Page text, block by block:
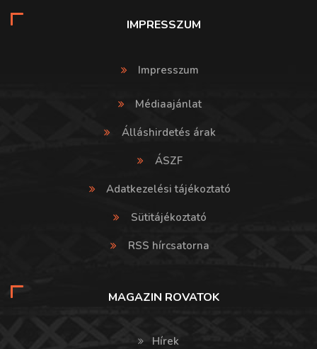
IMPRESSZUM
Impresszum
Médiaajánlat
Álláshirdetés árak
ÁSZF
Adatkezelési tájékoztató
Sütitájékoztató
RSS hírcsatorna
MAGAZIN ROVATOK
Hírek